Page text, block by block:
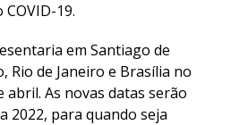
19.
em Santiago de
Rio de Janeiro e Brasília no
abril. As novas datas serão
2022, para quando seja